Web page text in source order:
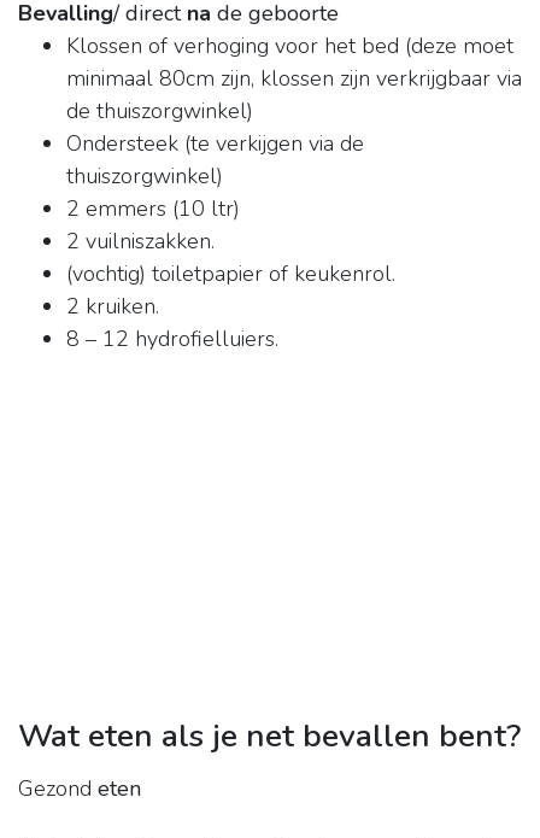
Bevalling/ direct na de geboorte
Klossen of verhoging voor het bed (deze moet
minimaal 80cm zijn, klossen zijn verkrijgbaar via
de thuiszorgwinkel)
Ondersteek (te verkijgen via de
thuiszorgwinkel)
2 emmers (10 ltr)
2 vuilniszakken.
(vochtig) toiletpapier of keukenrol.
2 kruiken.
8 – 12 hydrofielluiers.
Wat eten als je net bevallen bent?
Gezond eten